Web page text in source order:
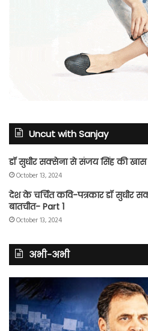
Uncut with Sanjay
डॉ सुधीर सक्सेना से संजय सिंह की खास
October 13, 2024
देश के चर्चित कवि-पत्रकार डॉ सुधीर
बातचीत- Part 1
October 13, 2024
अभी-अभी